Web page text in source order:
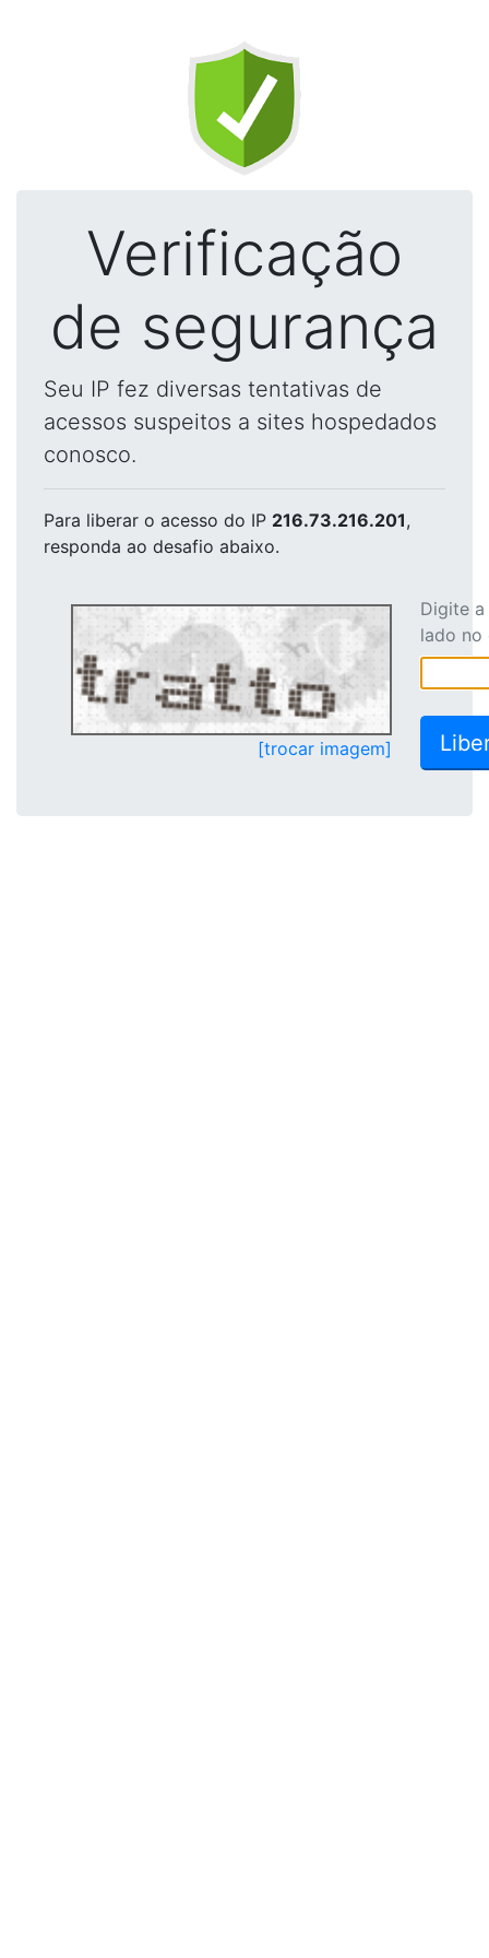
Verificação
de segurança
Seu IP fez diversas tentativas de
acessos suspeitos a sites hospedados
conosco.
Para liberar o acesso do IP 216.73.216.201,
responda ao desafio abaixo.
[trocar imagem]
Digite
lado no